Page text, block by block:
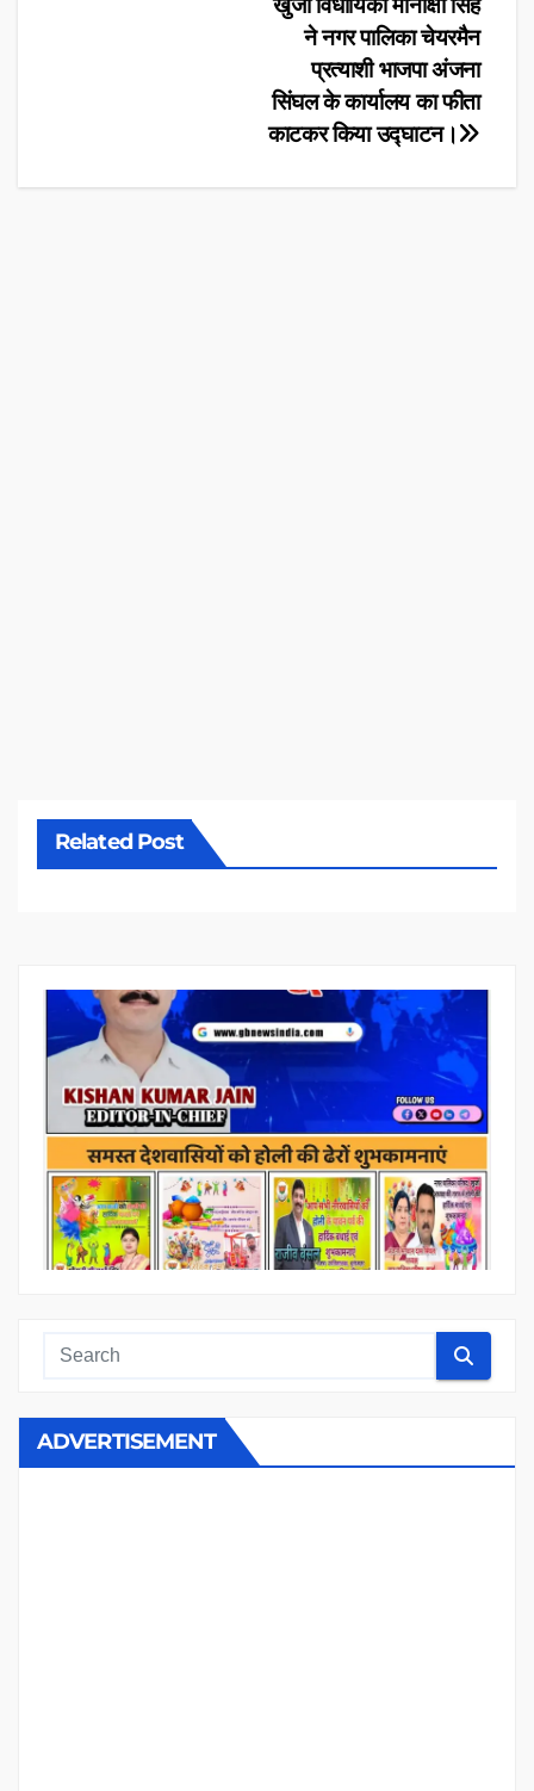
ने नगर पालिका चेयरमैन
प्रत्याशी भाजपा अंजना
सिंघल के कार्यालय का फीता
काटकर किया उद्घाटन।
Related Post
ADVERTISEMENT